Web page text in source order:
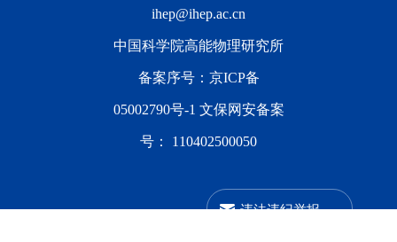
ihep@ihep.ac.cn
中国科学院高能物理研究所
备案序号： 京ICP备
05002790号-1 文保网安备案
号： 110402500050
违法违纪举报